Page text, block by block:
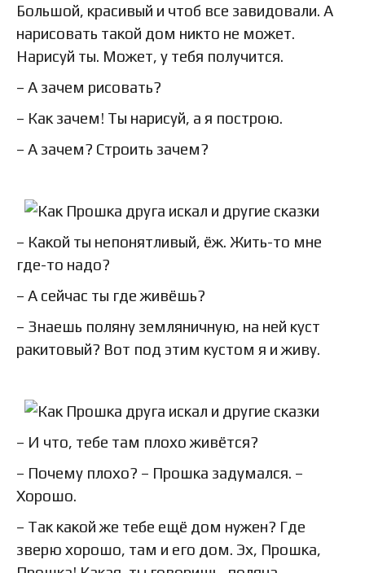
Большой, красивый и чтоб все завидовали. А
нарисовать такой дом никто не может.
Нарисуй ты. Может, у тебя получится.
– А зачем рисовать?
– Как зачем! Ты нарисуй, а я построю.
– А зачем? Строить зачем?
– Какой ты непонятливый, ёж. Жить-то мне
где-то надо?
– А сейчас ты где живёшь?
– Знаешь поляну земляничную, на ней куст
ракитовый? Вот под этим кустом я и живу.
– И что, тебе там плохо живётся?
– Почему плохо? – Прошка задумался. –
Хорошо.
– Так какой же тебе ещё дом нужен? Где
зверю хорошо, там и его дом. Эх, Прошка,